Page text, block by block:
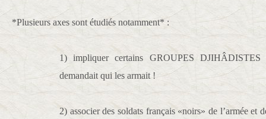
*Plusieurs axes sont étudiés notamment* :
1) impliquer certains GROUPES
demandait qui les armait !
2) associer des soldats français «noirs» de l’armée